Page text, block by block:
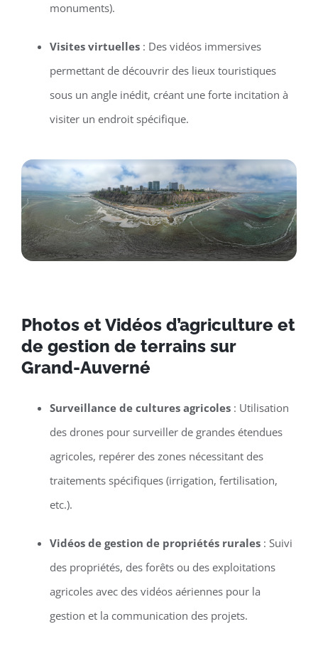
monuments).
Visites virtuelles: Des vidéos immersives
permettant de découvrir des lieux touristiques
sous un angle inédit, créant une forte incitation à
visiter un endroit spécifique.
Photos et Vidéos d’agriculture et
de gestion de terrains sur
Grand-Auverné
Surveillance de cultures agricoles: Utilisation
des drones pour surveiller de grandes étendues
agricoles, repérer des zones nécessitant des
traitements spécifiques (irrigation, fertilisation,
etc.).
Vidéos de gestion de propriétés rurales: Suivi
des propriétés, des forêts ou des exploitations
agricoles avec des vidéos aériennes pour la
gestion et la communication des projets.